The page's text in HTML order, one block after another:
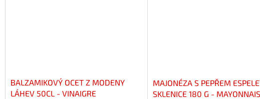
BALZAMIKOVÝ OCET Z MODENY
LÁHEV 50CL - VINAIGRE
MAJONÉZA S PEPŘEM
SKLENICE 180 G -